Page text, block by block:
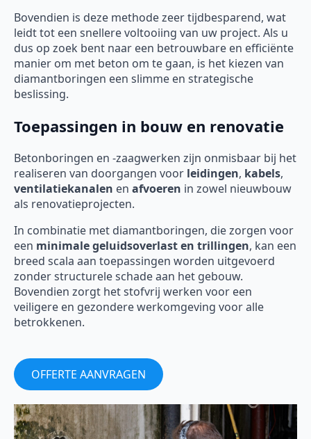
Bovendien is deze methode zeer tijdbesparend, wat
leidt tot een snellere voltooiing van uw project. Als u
dus op zoek bent naar een betrouwbare en efficiënte
manier om met beton om te gaan, is het kiezen van
diamantboringen een slimme en strategische
beslissing.
Toepassingen in bouw en renovatie
Betonboringen en -zaagwerken zijn onmisbaar bij het
realiseren van doorgangen voor leidingen, kabels,
ventilatiekanalen en afvoeren in zowel nieuwbouw
als renovatieprojecten.
In combinatie met diamantboringen, die zorgen voor
een minimale geluidsoverlast en trillingen, kan een
breed scala aan toepassingen worden uitgevoerd
zonder structurele schade aan het gebouw.
Bovendien zorgt het stofvrij werken voor een
veiligere en gezondere werkomgeving voor alle
betrokkenen.
OFFERTE AANVRAGEN